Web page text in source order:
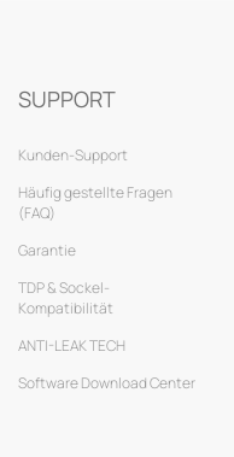
SUPPORT
Kunden-Support
Häufig gestellte Fragen
(FAQ)
Garantie
TDP & Sockel-
Kompatibilität
ANTI-LEAK TECH
Software Download Center